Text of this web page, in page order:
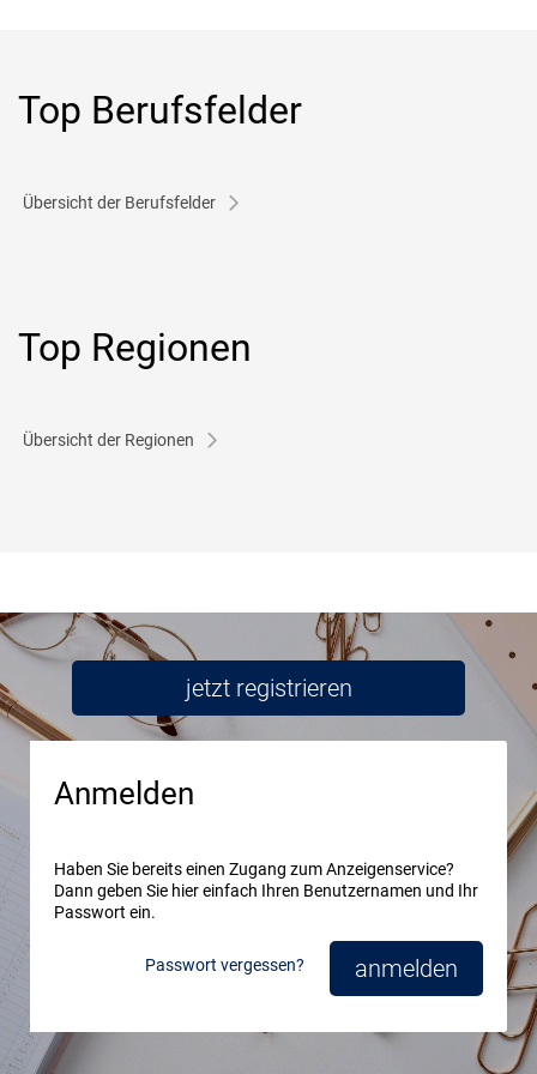
Top Berufsfelder
Übersicht der Berufsfelder
Top Regionen
Übersicht der Regionen
jetzt registrieren
Anmelden
Haben Sie bereits einen Zugang zum Anzeigenservice?
Dann geben Sie hier einfach Ihren Benutzernamen und Ihr
Passwort ein.
anmelden
Passwort vergessen?